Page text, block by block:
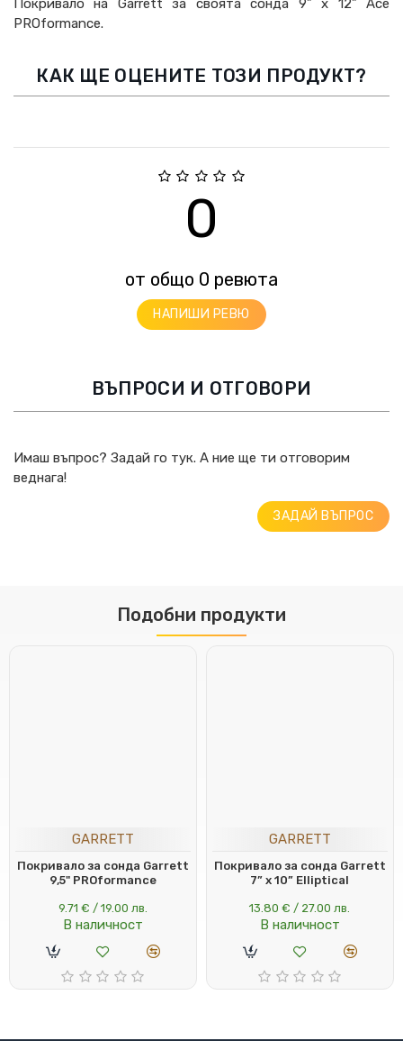
Покривало на Garrett за своята сонда 9” x 12” Ace
PROformance.
КАК ЩЕ ОЦЕНИТЕ ТОЗИ ПРОДУКТ?
0
от общо 0 ревюта
НАПИШИ РЕВЮ
ВЪПРОСИ И ОТГОВОРИ
Имаш въпрос? Задай го тук. А ние ще ти отговорим
веднага!
ЗАДАЙ ВЪПРОС
Подобни продукти
GARRETT
Покривало за сонда Garrett
9,5" PROformance
9.71 € / 19.00 лв.
В наличност
GARRETT
Покривало за сонда Garrett
7” x 10” Elliptical
13.80 € / 27.00 лв.
В наличност